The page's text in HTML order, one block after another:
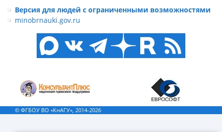
Версия для людей с ограниченными возможностями
minobrnauki.gov.ru
© ФГБОУ ВО «КнАГУ», 2014-2026